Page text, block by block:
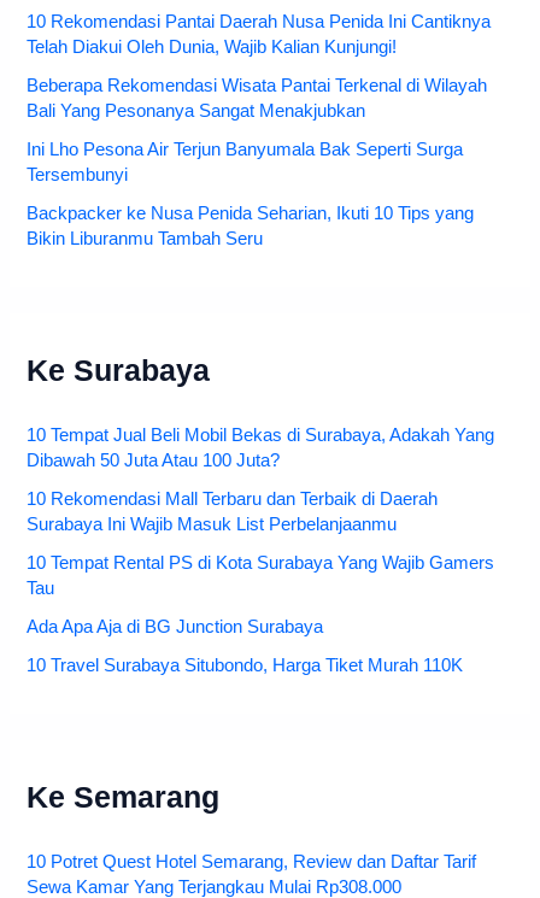
10 Rekomendasi Pantai Daerah Nusa Penida Ini Cantiknya
Telah Diakui Oleh Dunia, Wajib Kalian Kunjungi!
Beberapa Rekomendasi Wisata Pantai Terkenal di Wilayah
Bali Yang Pesonanya Sangat Menakjubkan
Ini Lho Pesona Air Terjun Banyumala Bak Seperti Surga
Tersembunyi
Backpacker ke Nusa Penida Seharian, Ikuti 10 Tips yang
Bikin Liburanmu Tambah Seru
Ke Surabaya
10 Tempat Jual Beli Mobil Bekas di Surabaya, Adakah Yang
Dibawah 50 Juta Atau 100 Juta?
10 Rekomendasi Mall Terbaru dan Terbaik di Daerah
Surabaya Ini Wajib Masuk List Perbelanjaanmu
10 Tempat Rental PS di Kota Surabaya Yang Wajib Gamers
Tau
Ada Apa Aja di BG Junction Surabaya
10 Travel Surabaya Situbondo, Harga Tiket Murah 110K
Ke Semarang
10 Potret Quest Hotel Semarang, Review dan Daftar Tarif
Sewa Kamar Yang Terjangkau Mulai Rp308.000